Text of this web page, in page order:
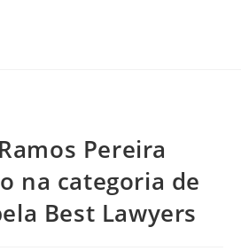
Pereira
na categoria de
Best Lawyers